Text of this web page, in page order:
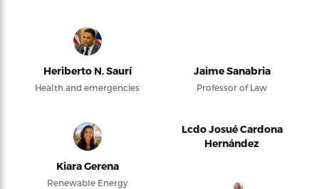
Heriberto N. Saurí
Health and emergencies
Jaime Sanabria
Professor of Law
Kiara Gerena
Renewable Energy
Lcdo Josué Cardona
Hernández